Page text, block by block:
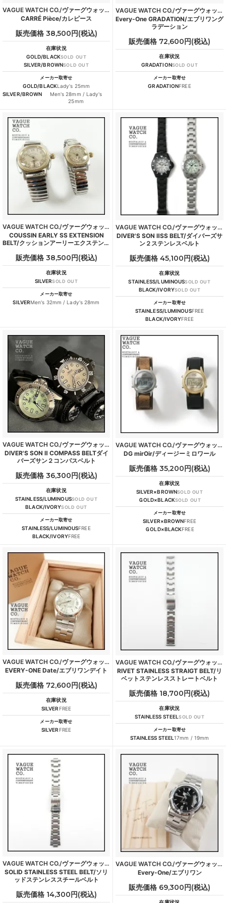
VAGUE WATCH CO./ヴァーグウォッチカンパニー
CARRÉ Pièce/カレピース
販売価格 38,500円(税込)
在庫状況
GOLD/BLACKSOLD OUT
SILVER/BROWNSOLD OUT
メーカー取寄せ
GOLD/BLACKLady's 25mm
SILVER/BROWN
Men's 28mm / Lady's
25mm
VAGUE WATCH CO./ヴァーグウォッチカンパニー
Every-One GRADATION/エブリワング
ラデーション
販売価格 72,600円(税込)
在庫状況
GRADATIONSOLD OUT
メーカー取寄せ
GRADATIONFREE
VAGUE WATCH CO./ヴァーグウォッチカンパニー
COUSSIN EARLY SS EXTENSION
BELT/クッションアーリーエクステンシ
販売価格 38,500円(税込)
在庫状況
SILVERSOLD OUT
メーカー取寄せ
SILVERMen's 32mm / Lady's 28mm
VAGUE WATCH CO./ヴァーグウォッチカンパニー
DIVER'S SON ⅡSS BELT/ダイバーズサ
ン２ステンレスベルト
販売価格 45,100円(税込)
在庫状況
STAINLESS/LUMINOUSSOLD OUT
BLACK/IVORYSOLD OUT
メーカー取寄せ
STAINLESS/LUMINOUSFREE
BLACK/IVORYFREE
VAGUE WATCH CO./ヴァーグウォッチカンパニー
DIVER'S SON Ⅱ COMPASS BELTダイ
バーズサン２コンパスベルト
販売価格 36,300円(税込)
在庫状況
STAINLESS/LUMINOUSSOLD OUT
BLACK/IVORYSOLD OUT
メーカー取寄せ
STAINLESS/LUMINOUSFREE
BLACK/IVORYFREE
VAGUE WATCH CO./ヴァーグウォッチカンパニー
DG mirOir/ディージーミロワール
販売価格 35,200円(税込)
在庫状況
SILVER×BROWNSOLD OUT
ＧOLD×BLACKSOLD OUT
メーカー取寄せ
SILVER×BROWNFREE
ＧOLD×BLACKFREE
VAGUE WATCH CO./ヴァーグウォッチカンパニー
EVERY-ONE Date/エブリワンデイト
販売価格 72,600円(税込)
在庫状況
SILVER FREE
メーカー取寄せ
SILVER FREE
VAGUE WATCH CO./ヴァーグウォッチカンパニー
RIVET STAINLESS STRAIGT BELT/リ
ベットステンレスストレートベルト
販売価格 18,700円(税込)
在庫状況
STAINLESS STEELSOLD OUT
メーカー取寄せ
STAINLESS STEEL17mm / 19mm
VAGUE WATCH CO./ヴァーグウォッチカンパニー
SOLID STAINLESS STEEL BELT/ソリ
ッドステンレススチールベルト
販売価格 14,300円(税込)
VAGUE WATCH CO./ヴァーグウォッチカンパニー
Every-One/エブリワン
販売価格 69,300円(税込)